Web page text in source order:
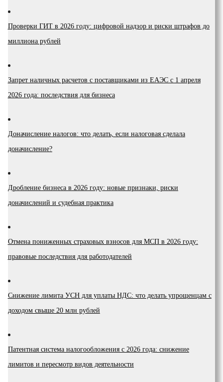
Проверки ГИТ в 2026 году: цифровой надзор и риски штрафов до
миллиона рублей
Запрет наличных расчетов с поставщиками из ЕАЭС с 1 апреля
2026 года: последствия для бизнеса
Доначисление налогов: что делать, если налоговая сделала
доначисление?
Дробление бизнеса в 2026 году: новые признаки, риски
доначислений и судебная практика
Отмена пониженных страховых взносов для МСП в 2026 году:
правовые последствия для работодателей
Снижение лимита УСН для уплаты НДС: что делать упрощенцам с
доходом свыше 20 млн рублей
Патентная система налогообложения с 2026 года: снижение
лимитов и пересмотр видов деятельности